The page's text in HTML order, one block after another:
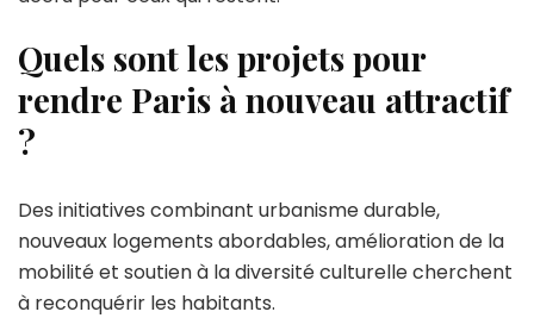
Quels sont les projets pour
rendre Paris à nouveau attractif
?
Des initiatives combinant urbanisme durable,
nouveaux logements abordables, amélioration de la
mobilité et soutien à la diversité culturelle cherchent
à reconquérir les habitants.